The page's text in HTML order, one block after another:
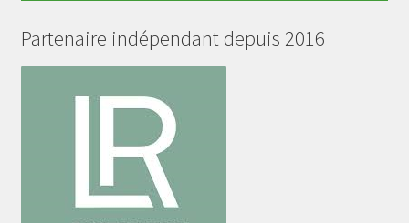
Partenaire indépendant depuis 2016